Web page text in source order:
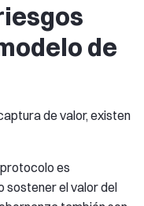
de
de valor, existen
es
sostener el valor del